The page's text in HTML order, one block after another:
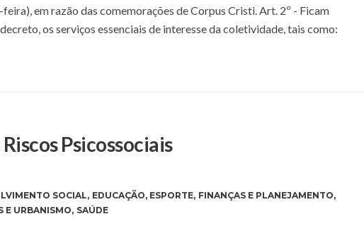
em razão das comemorações de Corpus Cristi. Art. 2º - Ficam
os serviços essenciais de interesse da coletividade, tais como:
Psicossociais
SOCIAL, EDUCAÇÃO, ESPORTE, FINANÇAS E PLANEJAMENTO,
E URBANISMO, SAÚDE